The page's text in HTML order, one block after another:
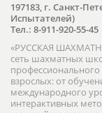
197183, г. Санкт-
Испытателей)
Тел.: 8-911-920-55-45
«РУССКАЯ
сеть шахматных
взрослых: от
международного
интерактивных